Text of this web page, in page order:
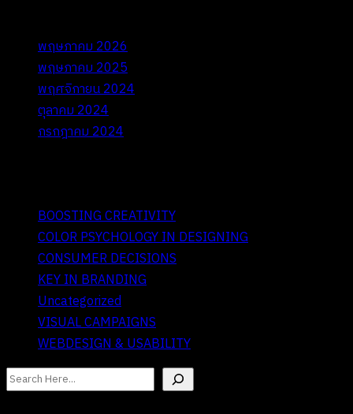
พฤษภาคม 2026
พฤษภาคม 2025
พฤศจิกายน 2024
ตุลาคม 2024
กรกฎาคม 2024
BOOSTING CREATIVITY
COLOR PSYCHOLOGY IN DESIGNING
CONSUMER DECISIONS
KEY IN BRANDING
Uncategorized
VISUAL CAMPAIGNS
WEBDESIGN & USABILITY
ค้นหา